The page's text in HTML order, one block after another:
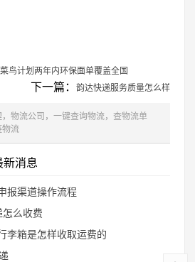
鸟计划两年内环保面单覆盖全国
下一篇： 韵达快递服务质量怎么样
物流公司，一键查询物流，查物流单
物流
新消息
报渠道操作流程
么收费
李箱是怎样收取运费的